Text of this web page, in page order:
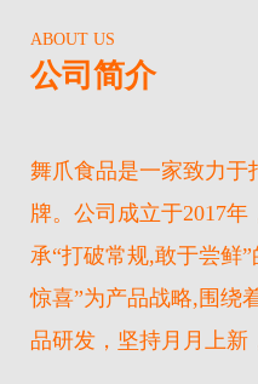
ABOUT US
公司简介
舞爪食品是一家致力于
牌。公司成立于2017
承“打破常规,敢于尝鲜
惊喜”为产品战略,围绕
品研发，坚持月月上新